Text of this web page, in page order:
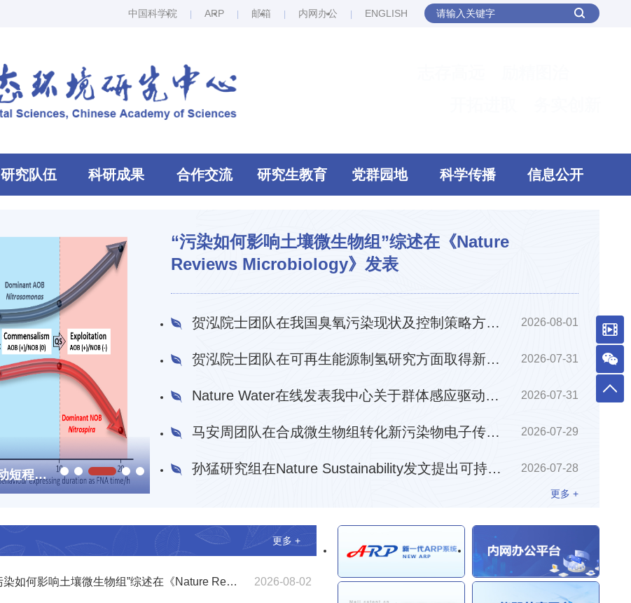
中国科学院 ARP 邮箱 内网办公 ENGLISH
研究队伍 科研成果 合作交流 研究生教育 党群园地 科学传播 信息公开
马安周团队在合成微生物组转化新污染物电子传递机制与调控方面取得新进展 孙猛研究组在Nature Sustainability发文提出可持续水产养殖水体安全回用与藻类资源化协同技术与范式
“污染如何影响土壤微生物组”综述在《Nature
Reviews Microbiology》发表
贺泓院士团队在我国臭氧污染现状及控制策略方面发表重要观点述评文章 2026-08-01
贺泓院士团队在可再生能源制氢研究方面取得新进展 2026-07-31
Nature Water在线发表我中心关于群体感应驱动短程硝化形成的重要理论进展并配发专文评述 2026-07-31
马安周团队在合成微生物组转化新污染物电子传递机制与调控方面取得新进展 2026-07-29
孙猛研究组在Nature Sustainability发文提出可持续水产养殖水体安全回用与藻类资源化协同技术与范式 2026-07-28
更多 +
更多 +
“污染如何影响土壤微生物组”综述在《Nature Reviews Microbiology》发表 2026-08-02